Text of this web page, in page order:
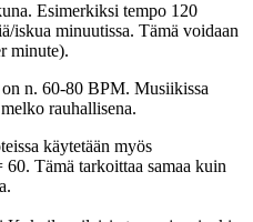
Esimerkiksi tempo 120
iskua minuutissa. Tämä voidaan
minute).
n. 60-80 BPM. Musiikissa
rauhallisena.
käytetään myös
Tämä tarkoittaa samaa kuin